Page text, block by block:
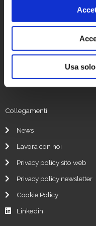
Usa
Indirizzo:
Viale di Porta Vercellina 9
20123 Milano, Italia
Collegamenti
News
Lavora con noi
Privacy policy sito web
Privacy policy newsletter
Cookie Policy
Linkedin